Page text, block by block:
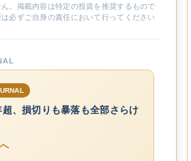
。掲載内容は特定の投資を推奨するもので
必ずご自身の責任において行ってください
、損切りも暴落も全部さらけ